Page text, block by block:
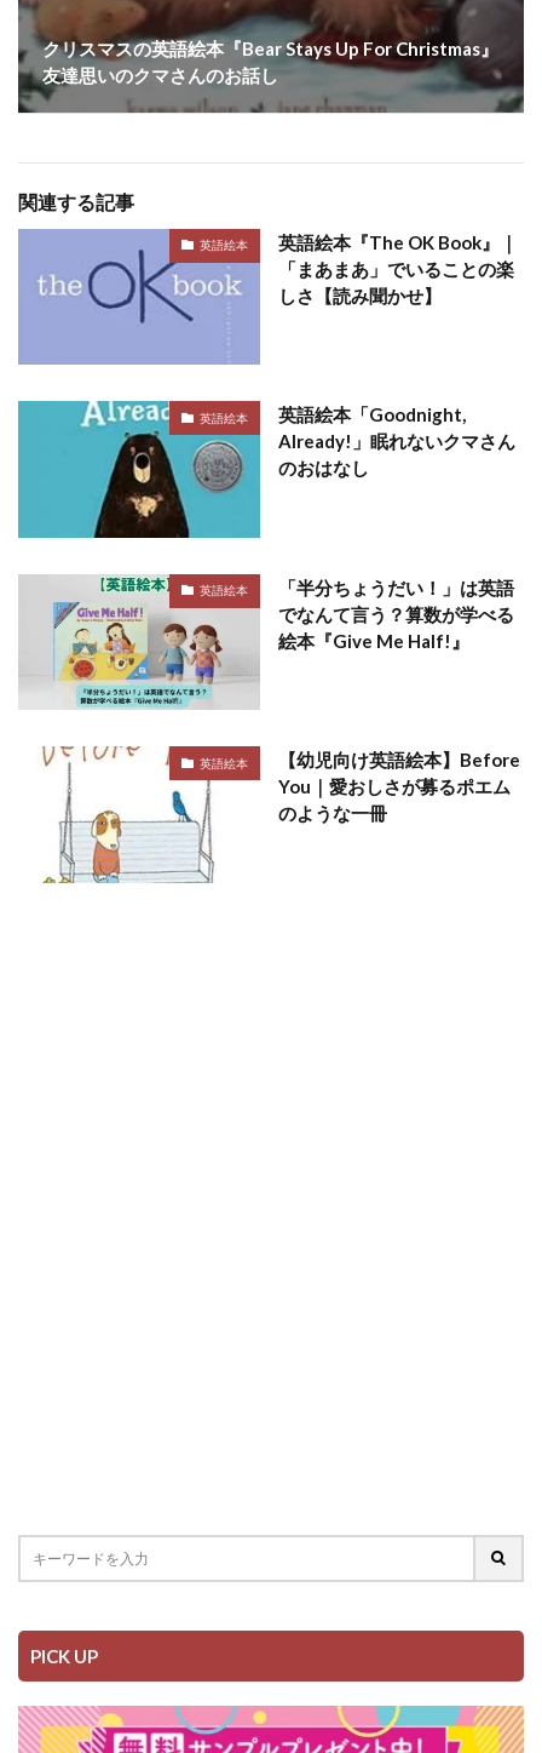
クリスマスの英語絵本『Bear Stays Up For Christmas』
友達思いのクマさんのお話し
関連する記事
英語絵本
英語絵本『The OK Book』｜
「まあまあ」でいることの楽
しさ【読み聞かせ】
英語絵本
英語絵本「Goodnight,
Already!」眠れないクマさん
のおはなし
英語絵本
「半分ちょうだい！」は英語
でなんて言う？算数が学べる
絵本『Give Me Half!』
英語絵本
【幼児向け英語絵本】Before
You｜愛おしさが募るポエム
のような一冊
PICK UP